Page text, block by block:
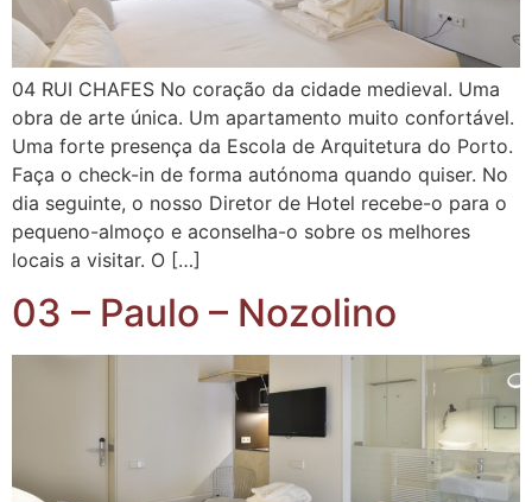
04 RUI CHAFES No coração da cidade medieval. Uma
obra de arte única. Um apartamento muito confortável.
Uma forte presença da Escola de Arquitetura do Porto.
Faça o check-in de forma autónoma quando quiser. No
dia seguinte, o nosso Diretor de Hotel recebe-o para o
pequeno-almoço e aconselha-o sobre os melhores
locais a visitar. O […]
03 – Paulo – Nozolino